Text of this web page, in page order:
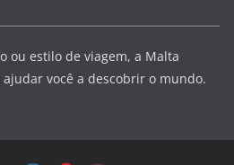
ou estilo de viagem, a Malta
você a descobrir o mundo.